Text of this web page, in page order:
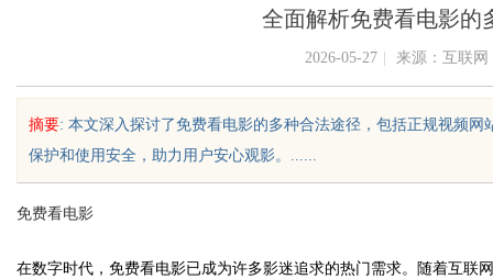
全面解析免费看电影的
2026-05-27 来源：互联网
摘要: 本文深入探讨了免费看电影的多种合法途径，包括正规视频
保护和使用安全，助力用户安心观影。......
免费看电影
在数字时代，免费看电影已成为许多影迷追求的热门需求。随着互联
引领新一
花钱，ai却天天给他免费派单？